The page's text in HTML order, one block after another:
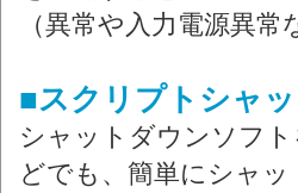
（異常や入力電源異
■スクリプトシャ
シャットダウンソフ
どでも、簡単にシャ